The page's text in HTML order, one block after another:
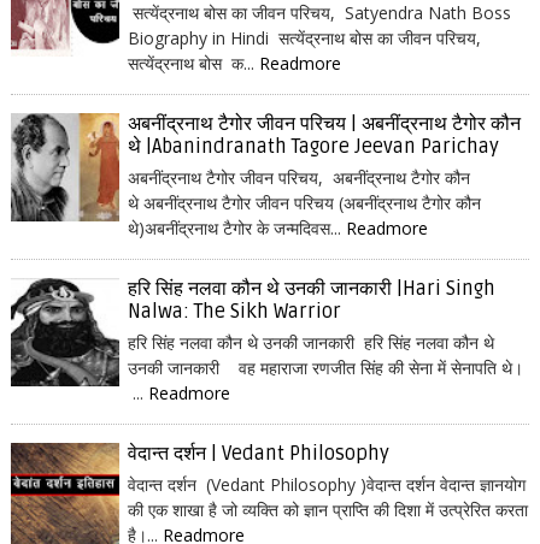
सत्येंद्रनाथ बोस का जीवन परिचय, Satyendra Nath Boss
Biography in Hindi सत्येंद्रनाथ बोस का जीवन परिचय,
सत्येंद्रनाथ बोस क... Readmore
अबनींद्रनाथ टैगोर जीवन परिचय | अबनींद्रनाथ टैगोर कौन
थे |Abanindranath Tagore Jeevan Parichay
अबनींद्रनाथ टैगोर जीवन परिचय, अबनींद्रनाथ टैगोर कौन
थे अबनींद्रनाथ टैगोर जीवन परिचय (अबनींद्रनाथ टैगोर कौन
थे)अबनींद्रनाथ टैगोर के जन्मदिवस... Readmore
हरि सिंह नलवा कौन थे उनकी जानकारी |Hari Singh
Nalwa: The Sikh Warrior
हरि सिंह नलवा कौन थे उनकी जानकारी हरि सिंह नलवा कौन थे
उनकी जानकारी वह महाराजा रणजीत सिंह की सेना में सेनापति थे।
... Readmore
वेदान्त दर्शन | Vedant Philosophy
वेदान्त दर्शन (Vedant Philosophy )वेदान्त दर्शन वेदान्त ज्ञानयोग
की एक शाखा है जो व्यक्ति को ज्ञान प्राप्ति की दिशा में उत्प्रेरित करता
है।... Readmore